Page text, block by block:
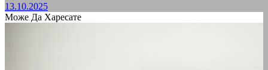
13.10.2025
Може Да Харесате